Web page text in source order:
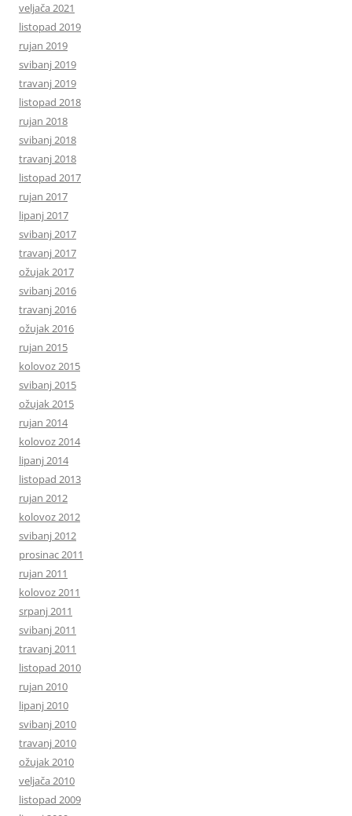
veljača 2021
listopad 2019
rujan 2019
svibanj 2019
travanj 2019
listopad 2018
rujan 2018
svibanj 2018
travanj 2018
listopad 2017
rujan 2017
lipanj 2017
svibanj 2017
travanj 2017
ožujak 2017
svibanj 2016
travanj 2016
ožujak 2016
rujan 2015
kolovoz 2015
svibanj 2015
ožujak 2015
rujan 2014
kolovoz 2014
lipanj 2014
listopad 2013
rujan 2012
kolovoz 2012
svibanj 2012
prosinac 2011
rujan 2011
kolovoz 2011
srpanj 2011
svibanj 2011
travanj 2011
listopad 2010
rujan 2010
lipanj 2010
svibanj 2010
travanj 2010
ožujak 2010
veljača 2010
listopad 2009